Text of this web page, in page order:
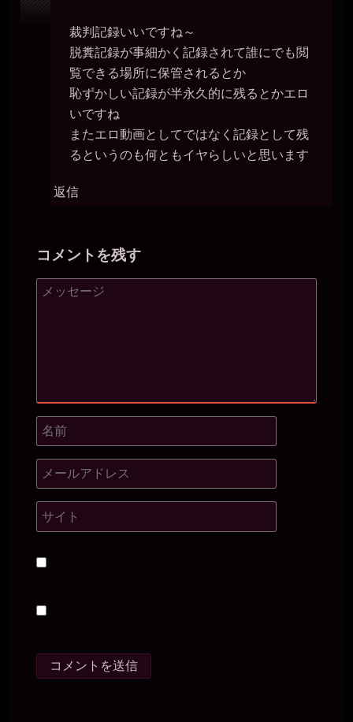
裁判記録いいですね～
脱糞記録が事細かく記録されて誰にでも閲
覧できる場所に保管されるとか
恥ずかしい記録が半永久的に残るとかエロ
いですね
またエロ動画としてではなく記録として残
るというのも何ともイヤらしいと思います
返信
コメントを残す